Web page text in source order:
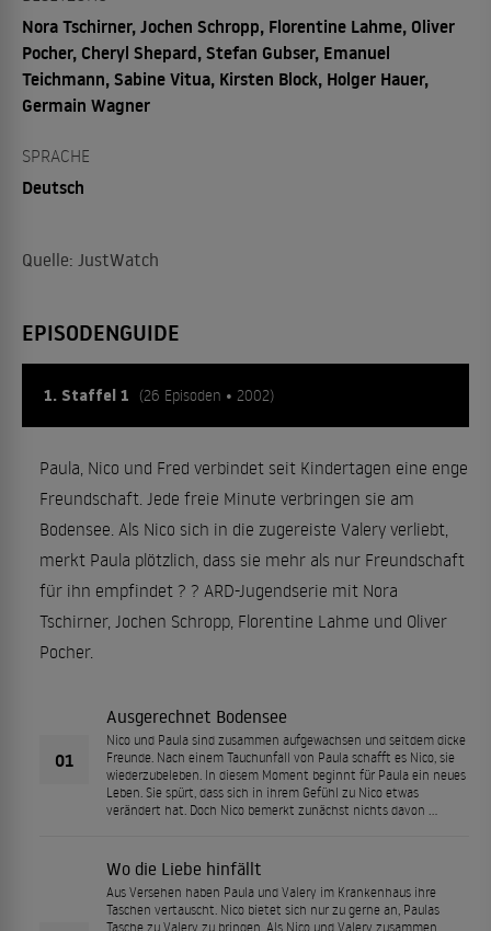
Nora Tschirner, Jochen Schropp, Florentine Lahme, Oliver
Pocher, Cheryl Shepard, Stefan Gubser, Emanuel
Teichmann, Sabine Vitua, Kirsten Block, Holger Hauer,
Germain Wagner
SPRACHE
Deutsch
Quelle: JustWatch
EPISODENGUIDE
1. Staffel 1 (26 Episoden • 2002)
Paula, Nico und Fred verbindet seit Kindertagen eine enge
Freundschaft. Jede freie Minute verbringen sie am
Bodensee. Als Nico sich in die zugereiste Valery verliebt,
merkt Paula plötzlich, dass sie mehr als nur Freundschaft
für ihn empfindet ? ? ARD-Jugendserie mit Nora
Tschirner, Jochen Schropp, Florentine Lahme und Oliver
Pocher.
01
Ausgerechnet Bodensee
Nico und Paula sind zusammen aufgewachsen und seitdem dicke
Freunde. Nach einem Tauchunfall von Paula schafft es Nico, sie
wiederzubeleben. In diesem Moment beginnt für Paula ein neues
Leben. Sie spürt, dass sich in ihrem Gefühl zu Nico etwas
verändert hat. Doch Nico bemerkt zunächst nichts davon …
Wo die Liebe hinfällt
Aus Versehen haben Paula und Valery im Krankenhaus ihre
Taschen vertauscht. Nico bietet sich nur zu gerne an, Paulas
Tasche zu Valery zu bringen. Als Nico und Valery zusammen